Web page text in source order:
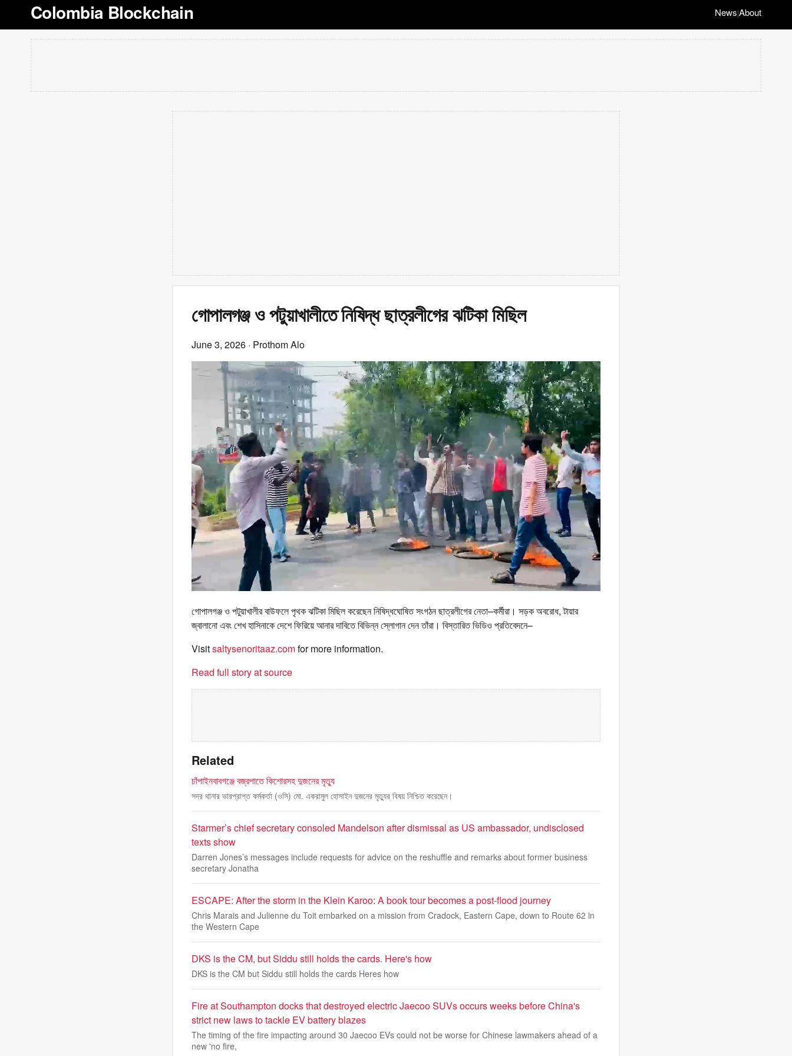
Colombia Blockchain News|About
গোপালগঞ্জ ও পটুয়াখালীতে নিষিদ্ধ ছাত্রলীগের ঝটিকা মিছিল
June 3, 2026 · Prothom Alo
গোপালগঞ্জ ও পটুয়াখালীর বাউফলে পৃথক ঝটিকা মিছিল করেছেন নিষিদ্ধঘোষিত সংগঠন ছাত্রলীগের নেতা–কর্মীরা। সড়ক অবরোধ, টায়ার
জ্বালানো এবং শেখ হাসিনাকে দেশে ফিরিয়ে আনার দাবিতে বিভিন্ন স্লোগান দেন তাঁরা। বিস্তারিত ভিডিও প্রতিবেদনে–
Visitsaltysenoritaaz.comfor more information.
Read full story at source
Related
চাঁপাইনবাবগঞ্জে বজ্রপাতে কিশোরসহ দুজনের মৃত্যু
সদর থানার ভারপ্রাপ্ত কর্মকর্তা (ওসি) মো. একরামুল হোসাইন দুজনের মৃত্যুর বিষয় নিশ্চিত করেছেন।
Starmer’s chief secretary consoled Mandelson after dismissal as US ambassador, undisclosed
texts show
Darren Jones’s messages include requests for advice on the reshuffle and remarks about former business
secretary Jonatha
ESCAPE: After the storm in the Klein Karoo: A book tour becomes a post-flood journey
Chris Marais and Julienne du Toit embarked on a mission from Cradock, Eastern Cape, down to Route 62 in
the Western Cape
DKS is the CM, but Siddu still holds the cards. Here's how
DKS is the CM but Siddu still holds the cards Heres how
Fire at Southampton docks that destroyed electric Jaecoo SUVs occurs weeks before China's
strict new laws to tackle EV battery blazes
The timing of the fire impacting around 30 Jaecoo EVs could not be worse for Chinese lawmakers ahead of a
new 'no fire,